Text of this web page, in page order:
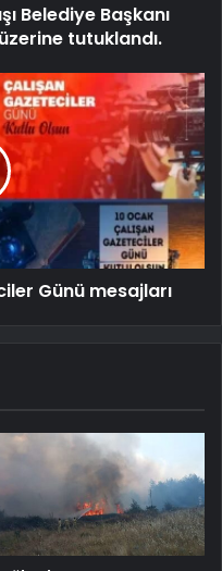
Belediye Başkanı
tutuklandı.
Günü mesajları